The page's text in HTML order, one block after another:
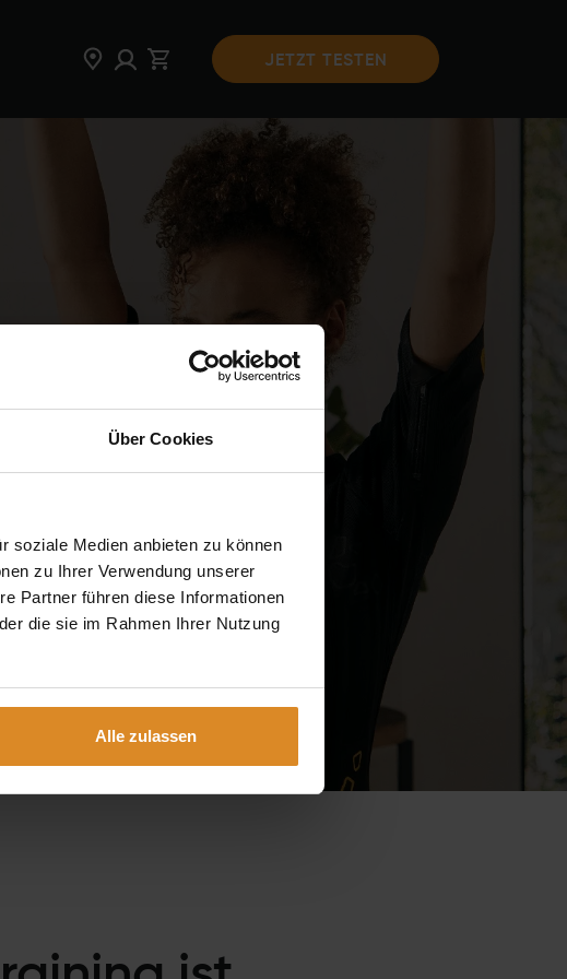
Über Cookies
soziale Medien anbieten zu können
zu Ihrer Verwendung unserer
Partner führen diese Informationen
die sie im Rahmen Ihrer Nutzung
Alle zulassen
JETZT TESTEN